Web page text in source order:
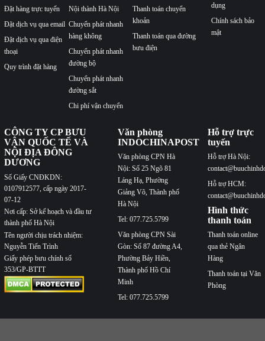
Đặt hàng trực tuyến
Đặt dịch vụ qua email
Đặt dịch vụ qua điện
thoại
Quy trình đặt hàng
Nội thành Hà Nội
Chuyển phát nhanh
hàng không
Chuyển phát nhanh
đường bộ
Chuyển phát nhanh
đường sắt
Chi phí vận chuyển
Thanh toán chuyển
khoản
Thanh toán qua đường
bưu điện
dụng
Chính sách bảo
mật
CÔNG TY CP BƯU
VẬN QUỐC TẾ VÀ
NỘI ĐỊA ĐÔNG
DƯƠNG
Số Giấy CNĐKDN:
0107912577, cấp ngày 2017-
07-12
Nơi cấp: Sở kế hoạch và đầu tư
thành phố Hà Nội
Tên người chịu trách nhiệm:
Nguyễn Tiến Trình
Giấy phép bưu chính số
353/GP-BTTT
Văn phòng
INDOCHINAPOST
Văn phòng CPN Hà
Nội: Số 25 Ngõ 81
Láng Hạ, Phường
Giảng Võ, Thành phố
Hà Nội
Tel: 077.725.5799
Văn phòng CPN Sài
Gòn: Số 87 đường A4,
Phường Bảy Hiền,
Thành phố Hồ Chí
Minh
Tel: 077.725.5799
Hỗ trợ trực
tuyến
Hỗ trợ Hà Nội:
Hỗ trợ HCM:
Hình thức
thanh toán
Thanh toán online
qua thẻ Ngân
Hàng
Thanh toán tại Văn
Phòng